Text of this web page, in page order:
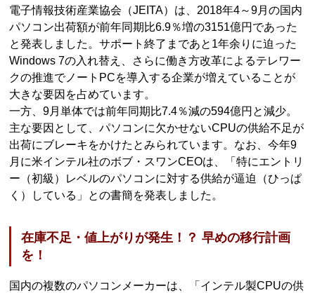
電子情報技術産業協会（JEITA）は、2018年4～9月の国内
パソコン出荷額が前年同期比6.9％増の3151億円であった
と発表しました。サポート終了まであと1年余りに迫った
Windows 7の入れ替え、さらに働き方改革によるテレワー
クの推進でノートPCを導入する企業が増えていることが
大きな要因を占めています。
一方、9月単体では前年同期比7.4％減の594億円と減少。
主な要因として、パソコンに欠かせないCPUの供給不足が
出荷にブレーキをかけたとみられています。なお、今年9
月に米インテル社のボブ・スワンCEOは、「特にエントリ
ー（初級）レベルのパソコンに対する供給が逼迫（ひっぱ
く）している」との書簡を発表しました。
在庫不足・値上がりが発生！？ 早めの移行計画
を！
国内の複数のパソコンメーカーは、「インテル製CPUの供